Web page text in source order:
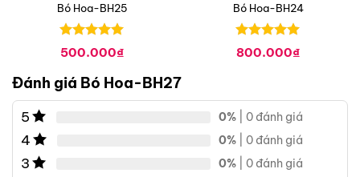
Bó Hoa-BH25
Được xếp
hạng05
500.000₫
Bó Hoa-BH24
Được xếp
hạng05
800.000₫
Đánh giá Bó Hoa-BH27
5 0% | 0 đánh giá
4 0% | 0 đánh giá
3 0% | 0 đánh giá